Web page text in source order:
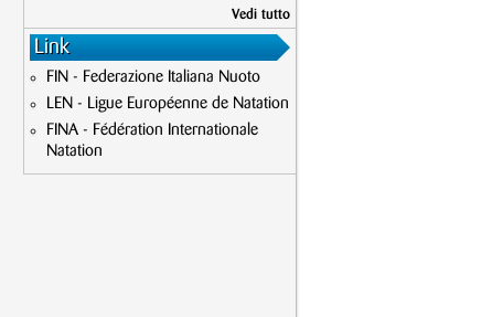
Vedi tutto
Link
FIN - Federazione Italiana Nuoto
LEN - Ligue Européenne de Natation
FINA - Fédération Internationale
Natation